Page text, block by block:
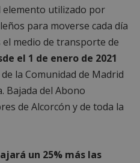
elemento utilizado por
para moverse cada día
medio de transporte de
el 1 de enero de 2021
la Comunidad de Madrid
Bajada del Abono
de Alcorcón y de toda la
un 25% más las